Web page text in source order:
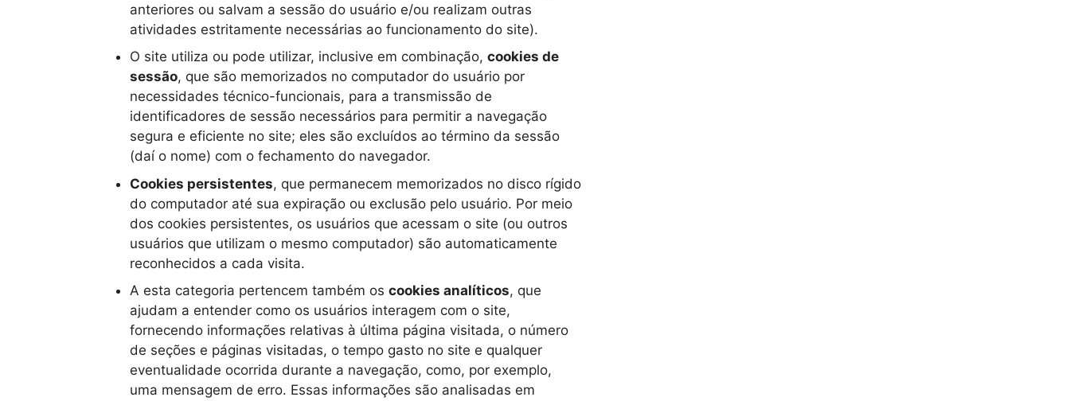
anteriores ou salvam a sessão do usuário e/ou realizam outras
atividades estritamente necessárias ao funcionamento do site).
O site utiliza ou pode utilizar, inclusive em combinação, cookies de
sessão, que são memorizados no computador do usuário por
necessidades técnico-funcionais, para a transmissão de
identificadores de sessão necessários para permitir a navegação
segura e eficiente no site; eles são excluídos ao término da sessão
(daí o nome) com o fechamento do navegador.
Cookies persistentes, que permanecem memorizados no disco rígido
do computador até sua expiração ou exclusão pelo usuário. Por meio
dos cookies persistentes, os usuários que acessam o site (ou outros
usuários que utilizam o mesmo computador) são automaticamente
reconhecidos a cada visita.
A esta categoria pertencem também os cookies analíticos, que
ajudam a entender como os usuários interagem com o site,
fornecendo informações relativas à última página visitada, o número
de seções e páginas visitadas, o tempo gasto no site e qualquer
eventualidade ocorrida durante a navegação, como, por exemplo,
uma mensagem de erro. Essas informações são analisadas em